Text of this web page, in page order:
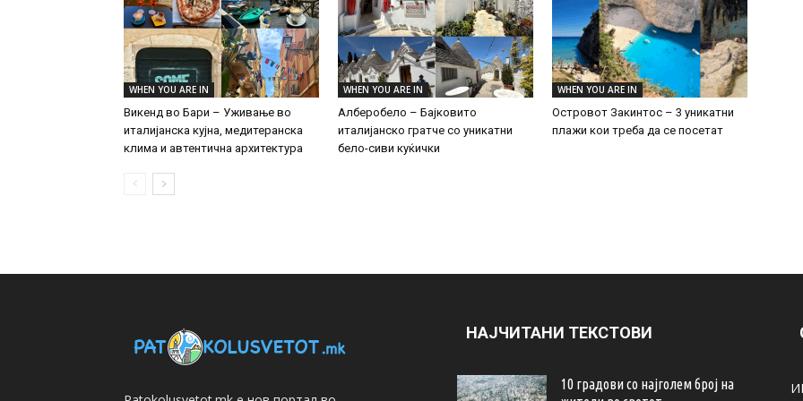
WHEN YOU ARE IN
Викенд во Бари – Уживање во
италијанска кујна, медитеранска
клима и автентична архитектура
WHEN YOU ARE IN
Алберобело – Бајковито
италијанско гратче со уникатни
бело-сиви куќички
WHEN YOU ARE IN
Островот Закинтос – 3 уникатни
плажи кои треба да се посетат
НАЈЧИТАНИ ТЕКСТОВИ
10 градови со најголем број на